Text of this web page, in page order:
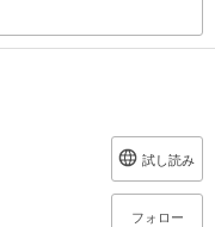
試し読み
フォロー